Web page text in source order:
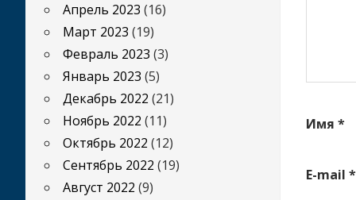
Имя *
E-mail *
Апрель 2023 (16)
Март 2023 (19)
Февраль 2023 (3)
Январь 2023 (5)
Декабрь 2022 (21)
Ноябрь 2022 (11)
Октябрь 2022 (12)
Сентябрь 2022 (19)
Август 2022 (9)